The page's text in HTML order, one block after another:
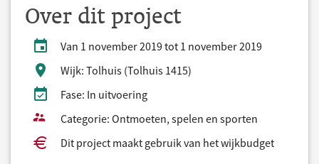
Over dit project
Van 1 november 2019 tot 1 november 2019
Wijk: Tolhuis (Tolhuis 1415)
Fase: In uitvoering
Categorie: Ontmoeten, spelen en sporten
Dit project maakt gebruik van het wijkbudget